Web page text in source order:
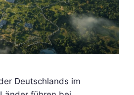
Deutschlands im